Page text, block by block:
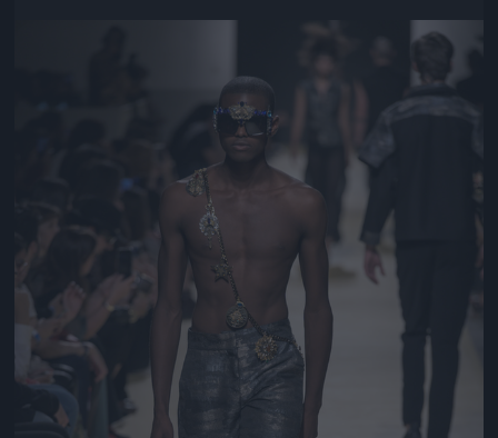
Jön még kép!